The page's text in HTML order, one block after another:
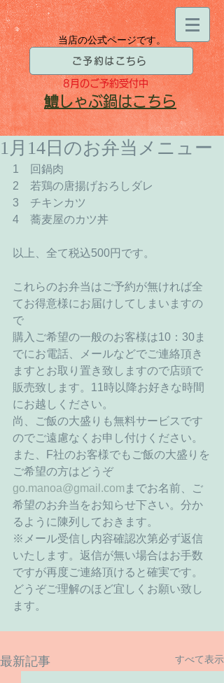
当店の公式ページです。
ご予約はこちら
8月のご予約受付中
​鱧しゃぶ鍋はこちら
1月14日のお弁当メニュー
1　回鍋肉
2　若鶏の唐揚げおろしダレ
3　チキンカツ
4　蕎麦屋のカツ丼
以上、全て税込500円です。
これらのお弁当はご予約が無ければ全
てお得意様にお届けしてしまいますの
で
購入ご希望の一般のお客様は10：30ま
でにお電話、メールなどでご連絡頂き
ますとお取り置き致しますので店頭で
販売致します。11時以降お好きな時間
にお越しください。
尚、ご飯の大盛りも無料サービスです
のでご遠慮なくお申し付けください。
また、F社のお客様でもご飯の大盛りを
ご希望の方はどうぞ
go.manoa@gmail.com までお名前、ご
希望のお弁当をお知らせ下さい。分か
るように陳列しておきます。
※メール受信し内容確認次第必ず返信
いたします。返信が無い場合はお手数
ですが再度ご連絡頂けると確実です。
どうぞご理解のほど宜しくお願い致し
ます。
最新記事 すべて表示